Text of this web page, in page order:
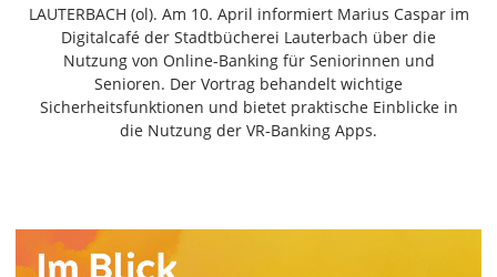
Freiensteinau
Gemünden
Grebenau
Grebenhain
Herbstein
Mücke
Schwalmtal
LAUTERBACH (ol). Am 10. April informiert Marius Caspar im
Digitalcafé der Stadtbücherei Lauterbach über die
Nutzung von Online-Banking für Seniorinnen und
Senioren. Der Vortrag behandelt wichtige
Sicherheitsfunktionen und bietet praktische Einblicke in
die Nutzung der VR-Banking Apps.